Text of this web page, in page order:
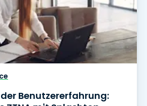
Benutzererfahrung: